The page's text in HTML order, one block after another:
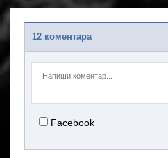
12 коментара
Facebook